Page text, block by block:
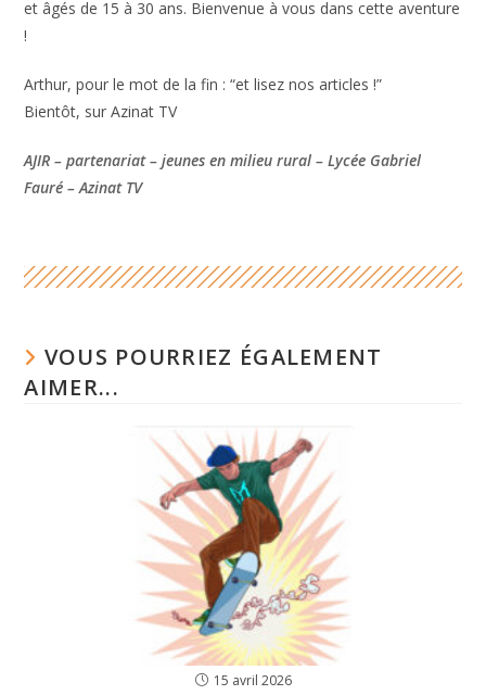
et âgés de 15 à 30 ans. Bienvenue à vous dans cette aventure
!
Arthur, pour le mot de la fin : “et lisez nos articles !”
Bientôt, sur Azinat TV
AJIR – partenariat – jeunes en milieu rural – Lycée Gabriel
Fauré – Azinat TV
VOUS POURRIEZ ÉGALEMENT
AIMER...
15 avril 2026